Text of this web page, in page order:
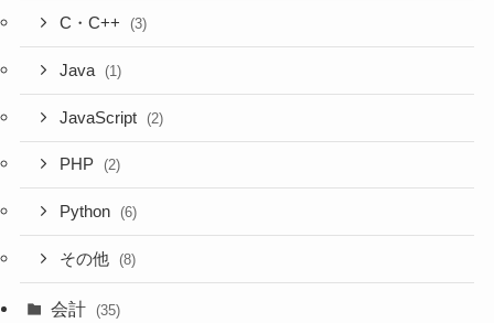
C・C++ (3)
Java (1)
JavaScript (2)
PHP (2)
Python (6)
その他 (8)
会計 (35)